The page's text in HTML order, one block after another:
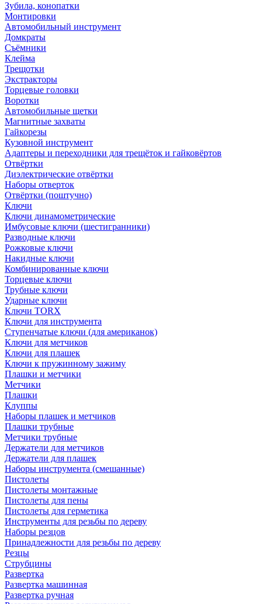
Зубила, конопатки
Монтировки
Автомобильный инструмент
Домкраты
Съёмники
Клейма
Трещотки
Экстракторы
Торцевые головки
Воротки
Автомобильные щетки
Магнитные захваты
Гайкорезы
Кузовной инструмент
Адаптеры и переходники для трещёток и гайковёртов
Отвёртки
Диэлектрические отвёртки
Наборы отверток
Отвёртки (поштучно)
Ключи
Ключи динамометрические
Имбусовые ключи (шестигранники)
Разводные ключи
Рожковые ключи
Накидные ключи
Комбинированные ключи
Торцевые ключи
Трубные ключи
Ударные ключи
Ключи TORX
Ключи для инструмента
Ступенчатые ключи (для американок)
Ключи для метчиков
Ключи для плашек
Ключи к пружинному зажиму
Плашки и метчики
Метчики
Плашки
Клуппы
Наборы плашек и метчиков
Плашки трубные
Метчики трубные
Держатели для метчиков
Держатели для плашек
Наборы инструмента (смешанные)
Пистолеты
Пистолеты монтажные
Пистолеты для пены
Пистолеты для герметика
Инструменты для резьбы по дереву
Наборы резцов
Принадлежности для резьбы по дереву
Резцы
Струбцины
Развертка
Развертка машинная
Развертка ручная